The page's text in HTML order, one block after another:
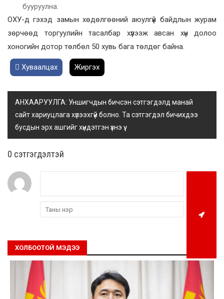
бууруулна.
ОХУ-д гэхэд замын хөдөлгөөний аюулгүй байдлын журам
зөрчөөд торгуулийн тасалбар хүлээж авсан хүн долоо
хоногийн дотор төлбөл 50 хувь бага төлдөг байна.
Хуваалцах Жиргэх
АНХААРУУЛГА: Уншигчдын бичсэн сэтгэгдэлд манай
сайт хариуцлага хүлээхгүй болно. Та сэтгэгдэл бичихдээ
бусдын эрх ашгийг хүндэтгэн үзнэ үү.
0 cэтгэгдэлтэй
ХОЛБООТОЙ МЭДЭЭ